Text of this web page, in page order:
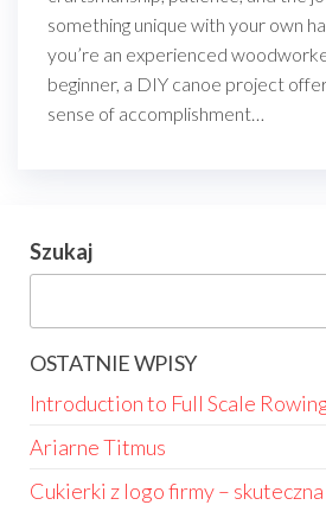
something unique with your own
you’re an experienced
beginner, a DIY canoe project
sense of accomplishment…
Szukaj
OSTATNIE WPISY
Introduction to Full Scale
Ariarne Titmus
Cukierki z logo firmy – skuteczna